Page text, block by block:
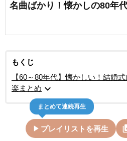
名曲ばかり！懐かしの80年
もくじ
【60～80年代】懐かしい！結婚
楽まとめ expand_more
play_arrow プレイリストを再生
まとめて連続再生